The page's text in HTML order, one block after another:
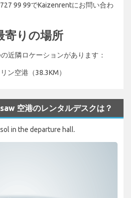
99 99でKaizenrentにお問い合わ
りの場所
近隣ロケーションがあります：
ン空港（38.3KM）
空港のレンタルデスクは？
in the departure hall.